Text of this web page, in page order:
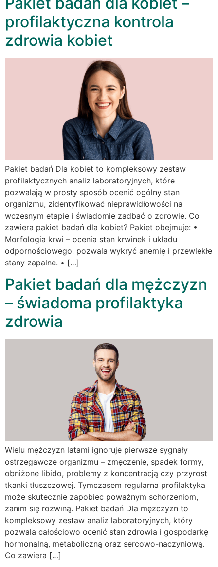
profilaktyczna kontrola
zdrowia kobiet
Pakiet badań Dla kobiet to kompleksowy zestaw
profilaktycznych analiz laboratoryjnych, które
pozwalają w prosty sposób ocenić ogólny stan
organizmu, zidentyfikować nieprawidłowości na
wczesnym etapie i świadomie zadbać o zdrowie. Co
zawiera pakiet badań dla kobiet? Pakiet obejmuje: •
Morfologia krwi – ocenia stan krwinek i układu
odpornościowego, pozwala wykryć anemię i przewlekłe
stany zapalne. • […]
Pakiet badań dla mężczyzn
– świadoma profilaktyka
zdrowia
Wielu mężczyzn latami ignoruje pierwsze sygnały
ostrzegawcze organizmu – zmęczenie, spadek formy,
obniżone libido, problemy z koncentracją czy przyrost
tkanki tłuszczowej. Tymczasem regularna profilaktyka
może skutecznie zapobiec poważnym schorzeniom,
zanim się rozwiną. Pakiet badań Dla mężczyzn to
kompleksowy zestaw analiz laboratoryjnych, który
pozwala całościowo ocenić stan zdrowia i gospodarkę
hormonalną, metaboliczną oraz sercowo-naczyniową.
Co zawiera […]